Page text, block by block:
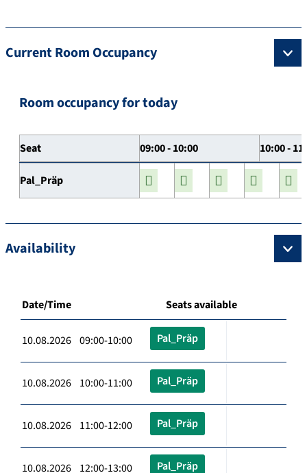
Current Room Occupancy
Room occupancy for today
Seat 09:00 - 10:00 10:00 -
Pal_Präp
Availability
Date/Time Seats available
10.08.2026 09:00-10:00 Pal_Präp
10.08.2026 10:00-11:00 Pal_Präp
10.08.2026 11:00-12:00 Pal_Präp
10.08.2026 12:00-13:00 Pal_Präp